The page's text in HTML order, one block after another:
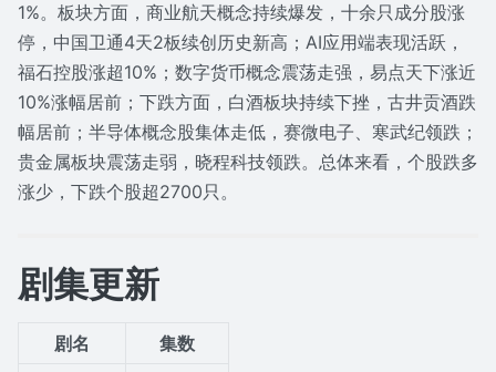
1%。板块方面，商业航天概念持续爆发，十余只成分股涨
停，中国卫通4天2板续创历史新高；AI应用端表现活跃，
福石控股涨超10%；数字货币概念震荡走强，易点天下涨近
10%涨幅居前；下跌方面，白酒板块持续下挫，古井贡酒跌
幅居前；半导体概念股集体走低，赛微电子、寒武纪领跌；
贵金属板块震荡走弱，晓程科技领跌。总体来看，个股跌多
涨少，下跌个股超2700只。
剧集更新
剧名
集数